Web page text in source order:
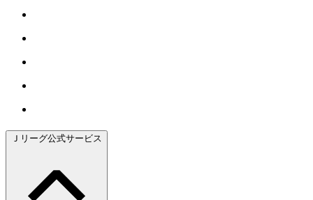
Ｊリーグ公式サービス